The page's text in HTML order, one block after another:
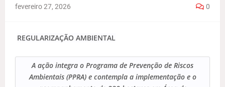
fevereiro 27, 2026 0
REGULARIZAÇÃO AMBIENTAL
A ação integra o Programa de Prevenção de Riscos
Ambientais (PPRA) e contempla a implementação e o